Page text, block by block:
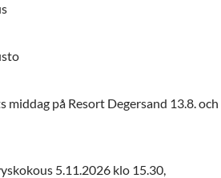
middag på Resort Degersand 13.8. och
5.11.2026 klo 15.30,